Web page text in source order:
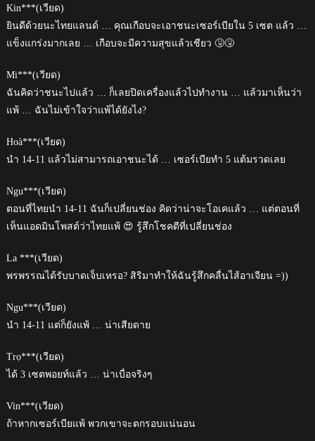
Kin***(เวียด)
ยินดีด้วยนะไทยแลนด์ … คุณเกือบจะเอาชนะเซอร์เบียใน 5 เซต แล้ว …
แข็งแกร่งมากเลย … เกือบจะมีความสุขแล้วเชียว 🤧🤧
Mi***(เวียด)
ฉันคิดว่าชนะไปแล้ว … ก็เลยปิดเครื่องแล้วไปทำงาน … แล้วมาเห็นว่า
แพ้ … ฉันไม่เข้าใจว่าแพ้ได้ยังไง?
Hoà***(เวียด)
นำ 14-11 แล้วไม่สามารถเอาชนะได้ … เซอร์เบียทำ 5 แต้มรวดเลย
Ngu***(เวียด)
ตอนที่ไทยนำ 14-11 ฉันก็เปลี่ยนช่อง คิดว่าน่าจะโอเคแล้ว … แต่ตอนที่
เห็นแอดมินโพสต์ว่าไทยแพ้ 😍 รู้สึกโชคดีที่เปลี่ยนช่อง
La ***(เวียด)
พรพรรณได้รับบาดเจ็บเหรอ? สิริมาทำให้ฉันรู้สึกคลื่นไส้อาเจียน =))
Ngu***(เวียด)
นำ 14-11 แต่ก็ยังแพ้ … น่าเสียดาย
Trọ***(เวียด)
ได้ 3 เซตพอยท์แล้ว … น่าเบื่อจริงๆ
Vin***(เวียด)
ถ้าหากเซอร์เบียแพ้ พวกเขาจะตกรอบแน่นอน